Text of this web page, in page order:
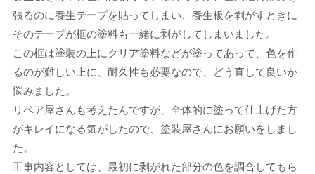
張るのに養生テープを貼ってしまい、養生板を剥がすときに
そのテープが框の塗料も一緒に剥がしてしまいました。
この框は塗装の上にクリア塗料などが塗ってあって、色を作
るのが難しい上に、耐久性も必要なので、どう直して良いか
悩みました。
リペア屋さんも考えたんですが、全体的に塗って仕上げた方
がキレイになる気がしたので、塗装屋さんにお願いをしまし
た。
工事内容としては、最初に剥がれた部分の色を調合してもら